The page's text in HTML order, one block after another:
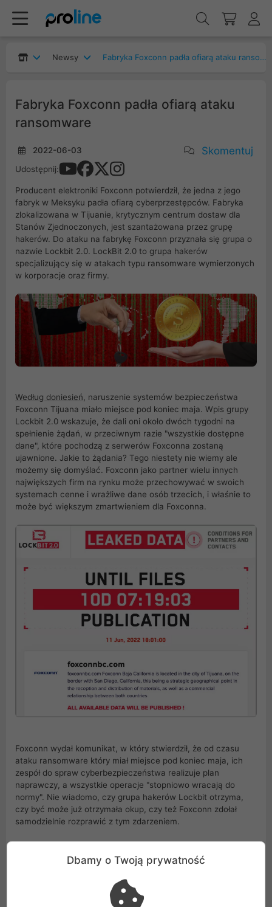
Newsy Fabryka Foxconn padła ofiarą ataku ransomware
Fabryka Foxconn padła ofiarą ataku
ransomware
2022-06-03 Skomentuj
Udostępnij:
Producent elektroniki Foxconn potwierdził, że jedna z jego
fabryk w Meksyku padła ofiarą cyberprzestępców. Fabryka
zlokalizowana w Tijuanie, krytycznym centrum dostaw dla
Stanów Zjednoczonych, jest szantażowana przez grupę
hakerów. Do ataku na fabrykę Foxconn przyznała się grupa o
nazwie Lockbit 2.0. LockBit 2.0 to grupa hakerów
specjalizujący się w atakach typu ransomware wymierzonych
w korporacje oraz firmy.
Według doniesień , naruszenie systemów bezpieczeństwa
Foxconn Tijuana miało miejsce pod koniec maja. Wpis grupy
Lockbit 2.0 wskazuje, że dali oni około dwóch tygodni na
spełnienie żądań, w przeciwnym razie "wszystkie dostępne
dane", które pochodzą z serwerów Foxconna zostaną
ujawnione. Jakie to żądania? Tego niestety nie wiemy ale
możemy się domyślać. Foxconn jako partner wielu innych
największych firm na rynku może przechowywać w swoich
systemach cenne i wrażliwe dane osób trzecich, i właśnie to
może być większym zmartwieniem dla Foxconna.
Foxconn wydał komunikat, w który stwierdził, że od czasu
ataku ransomware który miał miejsce pod koniec maja, ich
zespół do spraw cyberbezpieczeństwa realizuje plan
naprawczy, a wszystkie operacje "stopniowo wracają do
normy". Nie wiadomo, czy grupa hakerów Lockbit otrzyma,
czy być może już otrzymała okup, czy też Foxconn zdołał
samodzielnie rozprawić z tym zdarzeniem.
zaatakowany przy użyciu ransomware. System komputerowe
DoppelPaymer, a żądaniem hakerów był wtedy okup
wynoszący aż 34 miliony dolarów z płatnością w postaci
Dbamy o Twoją prywatność